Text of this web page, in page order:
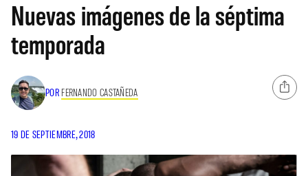
Nuevas imágenes de la séptima
temporada
POR FERNANDO CASTAÑEDA
19 DE SEPTIEMBRE, 2018